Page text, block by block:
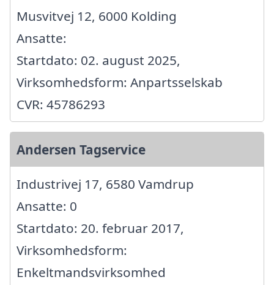
Musvitvej 12, 6000 Kolding
Ansatte:
Startdato: 02. august 2025,
Virksomhedsform: Anpartsselskab
CVR: 45786293
Andersen Tagservice
Industrivej 17, 6580 Vamdrup
Ansatte: 0
Startdato: 20. februar 2017,
Virksomhedsform:
Enkeltmandsvirksomhed